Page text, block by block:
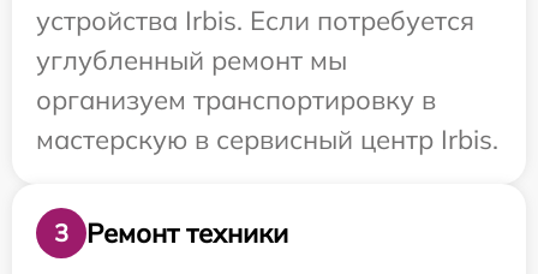
устройства Irbis. Если потребуется
углубленный ремонт мы
организуем транспортировку в
мастерскую в сервисный центр Irbis.
3
Ремонт техники